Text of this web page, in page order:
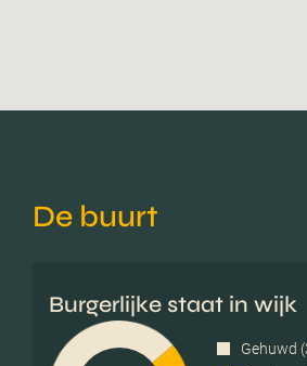
De buurt
Burgerlijke staat in wijk
Gehuwd